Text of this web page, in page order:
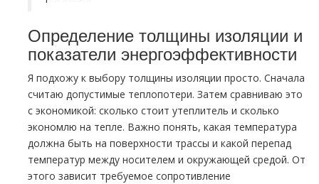
Определение толщины изоляции и
показатели энергоэффективности
Я подхожу к выбору толщины изоляции просто. Сначала
считаю допустимые теплопотери. Затем сравниваю это
с экономикой: сколько стоит утеплитель и сколько
экономлю на тепле. Важно понять, какая температура
должна быть на поверхности трассы и какой перепад
температур между носителем и окружающей средой. От
этого зависит требуемое сопротивление